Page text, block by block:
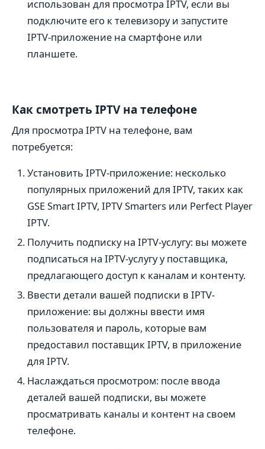
использован для просмотра IPTV, если вы
подключите его к телевизору и запустите
IPTV-приложение на смартфоне или
планшете.
Как смотреть IPTV на телефоне
Для просмотра IPTV на телефоне, вам
потребуется:
Установить IPTV-приложение: несколько
популярных приложений для IPTV, таких как
GSE Smart IPTV, IPTV Smarters или Perfect Player
IPTV.
Получить подписку на IPTV-услугу: вы можете
подписаться на IPTV-услугу у поставщика,
предлагающего доступ к каналам и контенту.
Ввести детали вашей подписки в IPTV-
приложение: вы должны ввести имя
пользователя и пароль, которые вам
предоставил поставщик IPTV, в приложение
для IPTV.
Наслаждаться просмотром: после ввода
деталей вашей подписки, вы можете
просматривать каналы и контент на своем
телефоне.